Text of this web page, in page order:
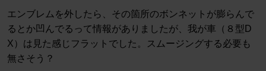
エンブレムを外したら、その箇所のボンネットが膨らんで
るとか凹んでるって情報がありましたが、我が車（８型D
X）は見た感じフラットでした。スムージングする必要も
無さそう？